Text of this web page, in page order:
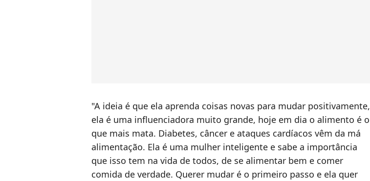
"A ideia é que ela aprenda coisas novas para mudar positivamente,
ela é uma influenciadora muito grande, hoje em dia o alimento é o
que mais mata. Diabetes, câncer e ataques cardíacos vêm da má
alimentação. Ela é uma mulher inteligente e sabe a importância
que isso tem na vida de todos, de se alimentar bem e comer
comida de verdade. Querer mudar é o primeiro passo e ela quer